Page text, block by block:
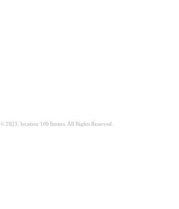
© 2023. location 100 limites. All Rights Reserved.